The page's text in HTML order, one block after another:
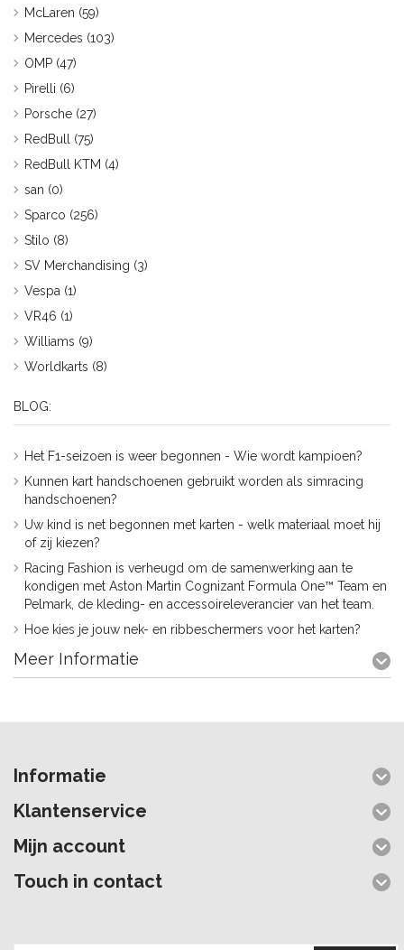
McLaren (59)
Mercedes (103)
OMP (47)
Pirelli (6)
Porsche (27)
RedBull (75)
RedBull KTM (4)
san (0)
Sparco (256)
Stilo (8)
SV Merchandising (3)
Vespa (1)
VR46 (1)
Williams (9)
Worldkarts (8)
BLOG:
Het F1-seizoen is weer begonnen - Wie wordt kampioen?
Kunnen kart handschoenen gebruikt worden als simracing
handschoenen?
Uw kind is net begonnen met karten - welk materiaal moet hij
of zij kiezen?
Racing Fashion is verheugd om de samenwerking aan te
kondigen met Aston Martin Cognizant Formula One™ Team en
Pelmark, de kleding- en accessoireleverancier van het team.
Hoe kies je jouw nek- en ribbeschermers voor het karten?
Meer Informatie
Informatie
Klantenservice
Mijn account
Touch in contact